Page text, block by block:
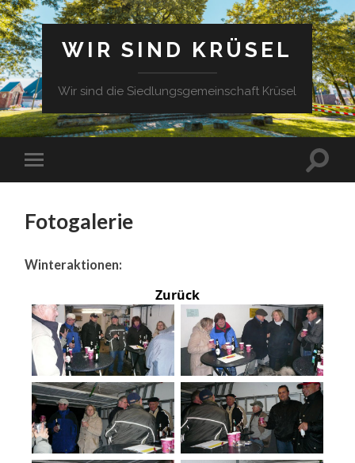
WIR SIND KRÜSEL
Wir sind die Siedlungsgemeinschaft Krüsel
Fotogalerie
Winteraktionen:
Zurück